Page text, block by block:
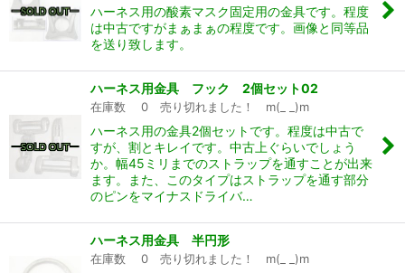
ハーネス用の酸素マスク固定用の金具です。程度
は中古ですがまぁまぁの程度です。画像と同等品
を送り致します。
ハーネス用金具 フック 2個セット02
在庫数 0 売り切れました！ m(_ _)m
ハーネス用の金具2個セットです。程度は中古で
すが、割とキレイです。中古上ぐらいでしょう
か。幅45ミリまでのストラップを通すことが出来
ます。また、このタイプはストラップを通す部分
のピンをマイナスドライバ…
ハーネス用金具 半円形
在庫数 0 売り切れました！ m(_ _)m